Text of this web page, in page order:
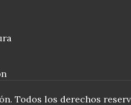
Todos los derechos